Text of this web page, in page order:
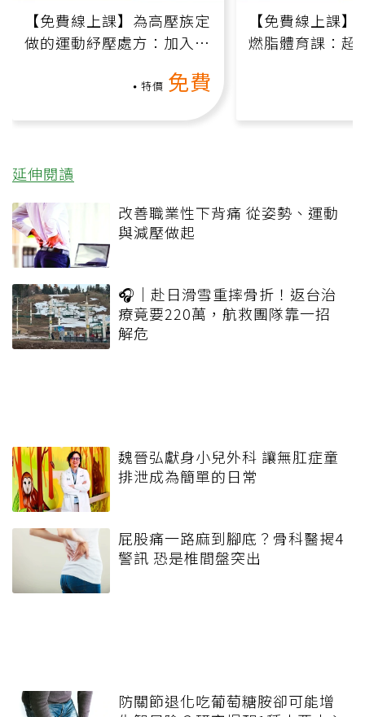
【免費線上課】為高壓族定
做的運動紓壓處方：加入行
特價 免費
【免費線上課
燃脂體育課：超
延伸閱讀
改善職業性下背痛 從姿勢、運動
與減壓做起
🎧｜赴日滑雪重摔骨折！返台治
療竟要220萬，航救團隊靠一招
解危
魏晉弘獻身小兒外科 讓無肛症童
排泄成為簡單的日常
屁股痛一路麻到腳底？骨科醫揭4
警訊 恐是椎間盤突出
防關節退化吃葡萄糖胺卻可能增